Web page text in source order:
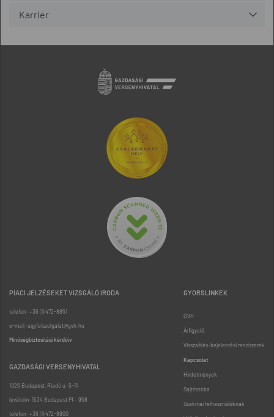
Karrier
PIACI JELZÉSEKET VIZSGÁLÓ IRODA
telefon: +36 (1) 472-8851
e-mail: ugyfelszolgalat@gvh.hu
Minőségbiztosítási kérdőív
GAZDASÁGI VERSENYHIVATAL
1026 Budapest, Riadó u. 5-11.
levélcím: 1534 Budapest Pf.: 958
telefon: +36 (1) 472-8900
GYORSLINKEK
GVH
Árfigyelő
Visszaélés-bejelentési rendszerek
Kapcsolat
Hirdetmények
Sajtószoba
Szakmai felhasználóknak